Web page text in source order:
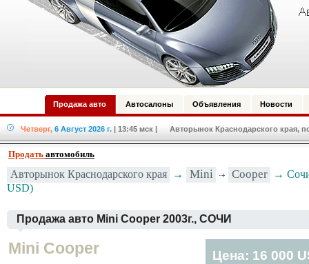
Продажа авто Автосалоны Объявления Новости
Четверг, 6 Август 2026 г. | 13:45 мск | Авторынок Краснодарского края,
Продать автомобиль
Авторынок Краснодарского края → Mini Cooper →
USD)
Продажа авто Mini Cooper 2003г., СОЧИ
Mini Cooper Цена: 16 000